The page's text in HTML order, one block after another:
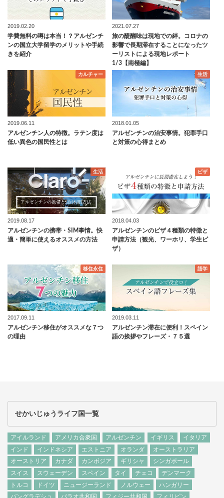
2019.02.20
学費無料の噂は本当！？アルゼンチ
ンの国立大学留学のメリットや手続
きを紹介
2021.07.27
旅の醍醐味は現地での絆。コロナの
影響で長期滞在することになったツ
ーリストによる現地レポート
1/3【南極編】
カルチャー
2019.06.11
アルゼンチン人の特徴。ラテン度は
低い異色の国民性とは
生活
2018.01.05
アルゼンチンの治安事情。犯罪手口
と対策の心得まとめ
生活
2019.08.17
アルゼンチンの携帯・SIM事情。快
適・簡単に使えるオススメの方法
ビザ
2018.04.03
アルゼンチンのビザ４種類の特徴と
申請方法（観光、ワーホリ、学生ビ
ザ）
移住永住
2017.09.11
アルゼンチン移住がオススメな７つ
の理由
語学
2019.03.11
アルゼンチン滞在に便利！スペイン
語の挨拶やフレーズ・７５選
せかいじゅうライフ国一覧
アイルランド アメリカ合衆国 アルゼンチン イギリス
イタリア
インド
インドネシア エストニア オランダ
オーストラリア
オーストリア
カナダ カンボジア ギリシャ
シンガポール
スイス
スウェーデン スペイン タイ チェコ
デンマーク
トルコ
ドイツ ニュージーランド ノルウェー
ハンガリー
バングラデシュ
パラオ共和国 フィジー共和国 フィリピン